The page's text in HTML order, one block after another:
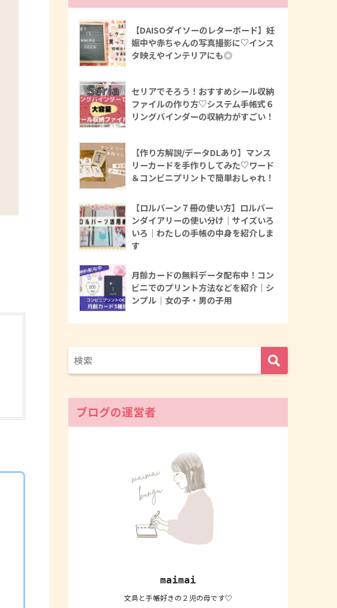
【DAISOダイソーのレターボード】妊
娠中や赤ちゃんの写真撮影に♡インス
タ映えやインテリアにも◎
セリアでそろう！おすすめシール収納
ファイルの作り方♡システム手帳式６
リングバインダーの収納力がすごい！
【作り方解説/データDLあり】マンス
リーカードを手作りしてみた♡ワード
＆コンビニプリントで簡単おしゃれ！
【ロルバーン７冊の使い方】ロルバー
ンダイアリーの使い分け｜サイズいろ
いろ｜わたしの手帳の中身を紹介しま
す
月齢カードの無料データ配布中！コン
ビニでのプリント方法などを紹介｜シ
ンプル｜女の子・男の子用
ブログの運営者
maimai
文具と手帳好きの２児の母です♡